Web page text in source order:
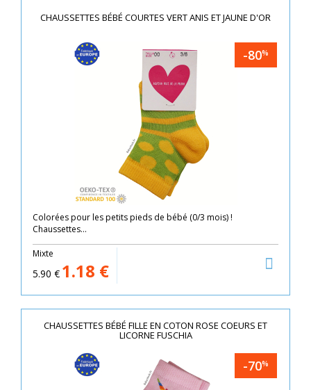
CHAUSSETTES BÉBÉ COURTES VERT ANIS ET JAUNE D'OR
-80%
Colorées pour les petits pieds de bébé (0/3 mois) !
Chaussettes...
Mixte
5.90 € 1.18 €
CHAUSSETTES BÉBÉ FILLE EN COTON ROSE COEURS ET
LICORNE FUSCHIA
-70%